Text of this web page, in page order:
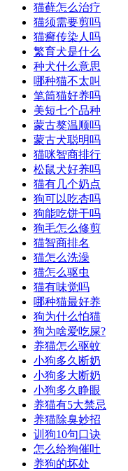
猫藓怎么治疗
猫须需要剪吗
猫癣传染人吗
繁育犬是什么
种犬什么意思
哪种猫不太叫
笔筒猫好养吗
美短七个品种
蒙古獒温顺吗
蒙古犬聪明吗
猫咪智商排行
松鼠犬好养吗
猫有几个奶点
狗可以吃杏吗
狗能吃饼干吗
狗毛怎么修剪
猫智商排名
猫怎么洗澡
猫怎么驱虫
猫有味觉吗
哪种猫最好养
狗为什么怕猫
狗为啥爱吃屎?
养猫怎么驱蚊
小狗多久断奶
小狗多大断奶
小狗多久睁眼
养猫有5大禁忌
养猫除臭妙招
训狗10句口诀
怎么给狗催吐
养狗的坏处